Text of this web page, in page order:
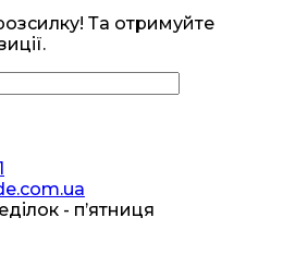
Та отримуйте
- п’ятниця